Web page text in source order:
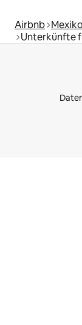
Airbnb Mexiko
Unterkünfte